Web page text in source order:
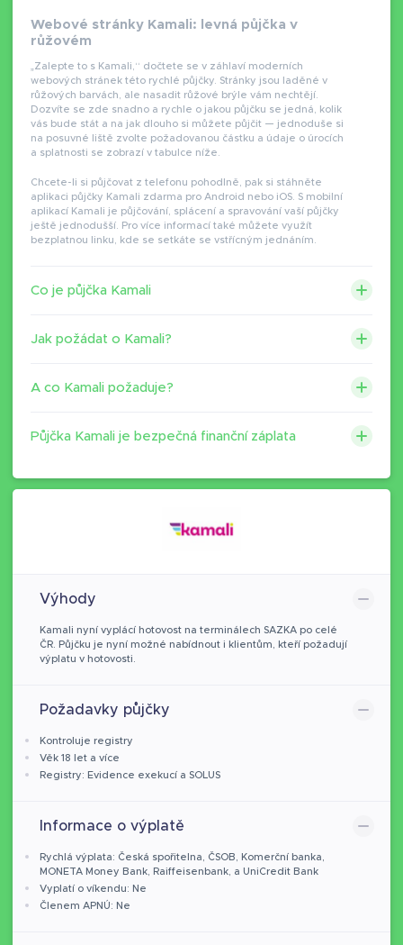
Webové stránky Kamali: levná půjčka v
růžovém
„Zalepte to s Kamali,“ dočtete se v záhlaví moderních
webových stránek této rychlé půjčky. Stránky jsou laděné v
růžových barvách, ale nasadit růžové brýle vám nechtějí.
Dozvíte se zde snadno a rychle o jakou půjčku se jedná, kolik
vás bude stát a na jak dlouho si můžete půjčit — jednoduše si
na posuvné liště zvolte požadovanou částku a údaje o úrocích
a splatnosti se zobrazí v tabulce níže.
Chcete-li si půjčovat z telefonu pohodlně, pak si stáhněte
aplikaci půjčky Kamali zdarma pro Android nebo iOS. S mobilní
aplikací Kamali je půjčování, splácení a spravování vaší půjčky
ještě jednodušší. Pro více informací také můžete využít
bezplatnou linku, kde se setkáte se vstřícným jednáním.
Co je půjčka Kamali
Jak požádat o Kamali?
A co Kamali požaduje?
Půjčka Kamali je bezpečná finanční záplata
Výhody
Kamali nyní vyplácí hotovost na terminálech SAZKA po celé
ČR. Půjčku je nyní možné nabídnout i klientům, kteří požadují
výplatu v hotovosti.
Požadavky půjčky
Kontroluje registry
Věk 18 let a více
Registry: Evidence exekucí a SOLUS
Informace o výplatě
Rychlá výplata: Česká spořitelna, ČSOB, Komerční banka,
MONETA Money Bank, Raiffeisenbank, a UniCredit Bank
Vyplatí o víkendu: Ne
Členem APNÚ: Ne